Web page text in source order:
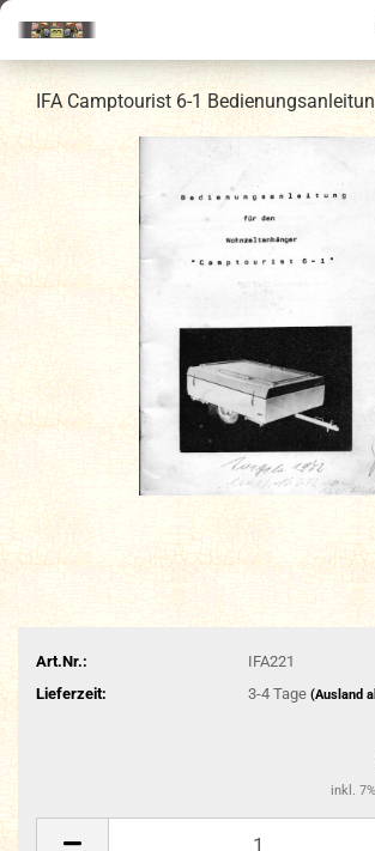
IFA Camptourist 6-1
Art.Nr.:
IFA221
Lieferzeit:
3-4 Tage (Ausland
inkl.